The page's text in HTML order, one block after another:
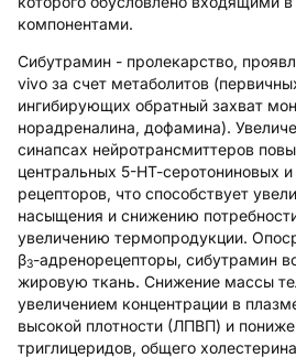
компонентами.
Сибутрамин - пролекарство,
vivo за счет метаболитов
ингибирующих обратный захват
норадреналина, дофамина).
синапсах нейротрансмиттеров
центральных 5-НТ-серотониновых
рецепторов, что способствует
насыщения и снижению
увеличению термопродукции.
β3-адренорецепторы, сибутрамин
жировую ткань. Снижение массы
увеличением концентрации в
высокой плотности (ЛПВП) и
триглицеридов, общего